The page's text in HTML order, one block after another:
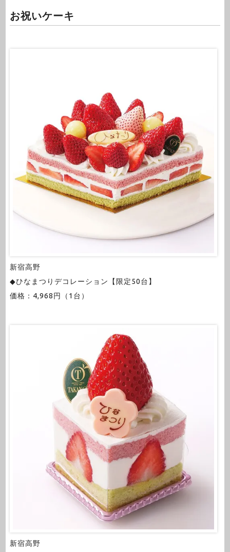
お祝いケーキ
新宿高野
◆ひなまつりデコレーション【限定50台】
価格：4,968円（1台）
新宿高野